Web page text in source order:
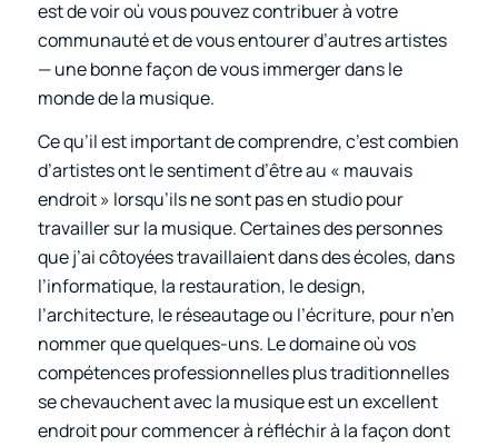
est de voir où vous pouvez contribuer à votre
communauté et de vous entourer d’autres artistes
— une bonne façon de vous immerger dans le
monde de la musique.
Ce qu’il est important de comprendre, c’est combien
d’artistes ont le sentiment d’être au « mauvais
endroit » lorsqu’ils ne sont pas en studio pour
travailler sur la musique. Certaines des personnes
que j’ai côtoyées travaillaient dans des écoles, dans
l’informatique, la restauration, le design,
l’architecture, le réseautage ou l’écriture, pour n’en
nommer que quelques-uns. Le domaine où vos
compétences professionnelles plus traditionnelles
se chevauchent avec la musique est un excellent
endroit pour commencer à réfléchir à la façon dont